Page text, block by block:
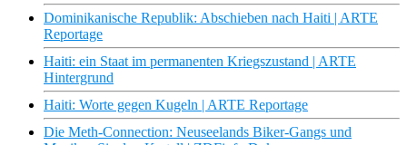
Dominikanische Republik: Abschieben nach Haiti | ARTE
Reportage
Haiti: ein Staat im permanenten Kriegszustand | ARTE
Hintergrund
Haiti: Worte gegen Kugeln | ARTE Reportage
Die Meth-Connection: Neuseelands Biker-Gangs und